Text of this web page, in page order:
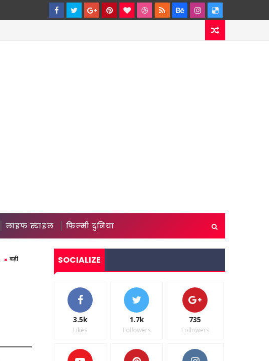
लाइफ स्टाइल फ़िल्मी दुनिया
बड़ी
SOCIALIZE
3.5k
Likes
1.7k
Followers
735
Followers